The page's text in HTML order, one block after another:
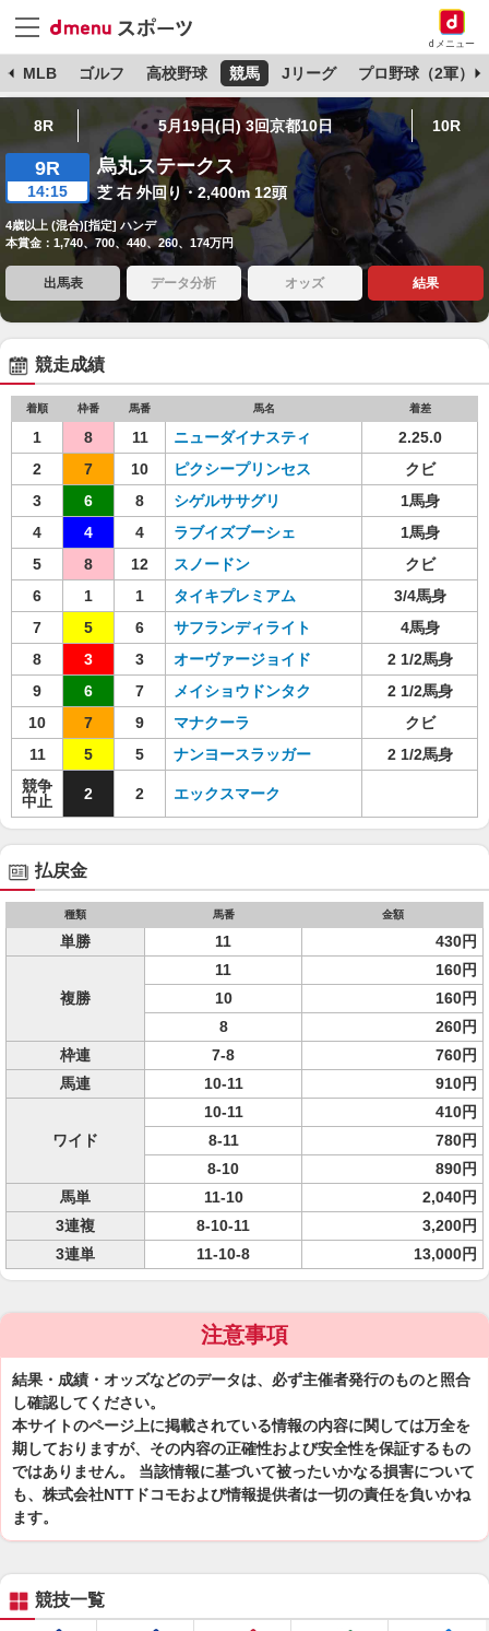
dメニュー
MLB ゴルフ 高校野球 競馬 Jリーグ プロ野球（2軍）
8R 5月19日(日) 3回京都10日 10R
9R
14:15
烏丸ステークス
芝 右 外回り・2,400m 12頭
4歳以上 (混合)[指定] ハンデ
本賞金：1,740、700、440、260、174万円
出馬表 データ分析 オッズ 結果
競走成績
着順 枠番 馬番 馬名 着差
1 8 11 ニューダイナスティ
2.25.0
2
7 10 ピクシープリンセス
クビ
3
6 8 シゲルササグリ
1馬身
4
4 4 ラブイズブーシェ
1馬身
5
8 12 スノードン
クビ
6
1 1 タイキプレミアム
3/4馬身
7
5 6 サフランディライト
4馬身
8
3 3 オーヴァージョイド
2 1/2馬身
9
6 7 メイショウドンタク
2 1/2馬身
10
7 9 マナクーラ
クビ
11
5 5 ナンヨースラッガー
2 1/2馬身
競争
中止
2 2 エックスマーク
払戻金
種類 馬番 金額
単勝 11 430円
複勝
11
160円
10
160円
8
260円
枠連
7-8
760円
馬連
10-11 910円
ワイド
10-11
410円
8-11
780円
8-10
890円
馬単
11-10
2,040円
3連複
8-10-11
3,200円
3連単
11-10-8 13,000円
注意事項
結果・成績・オッズなどのデータは、必ず主催者発行のものと照合
し確認してください。
本サイトのページ上に掲載されている情報の内容に関しては万全を
期しておりますが、その内容の正確性および安全性を保証するもの
ではありません。 当該情報に基づいて被ったいかなる損害について
も、株式会社NTTドコモおよび情報提供者は一切の責任を負いかね
ます。
競技一覧